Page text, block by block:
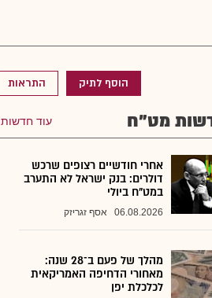
הוסף לתיק התראות
מט"ח עוד חדשות
אחרי חודשיים רצופים שרכש
דולרים: בנק ישראל לא התערב
במט"ח ביולי
06.08.2026 אסף זגריזק
מהלך של פעם ב־28 שנה:
מאחורי הדחיפה האמריקאית
לכלכלת יפן